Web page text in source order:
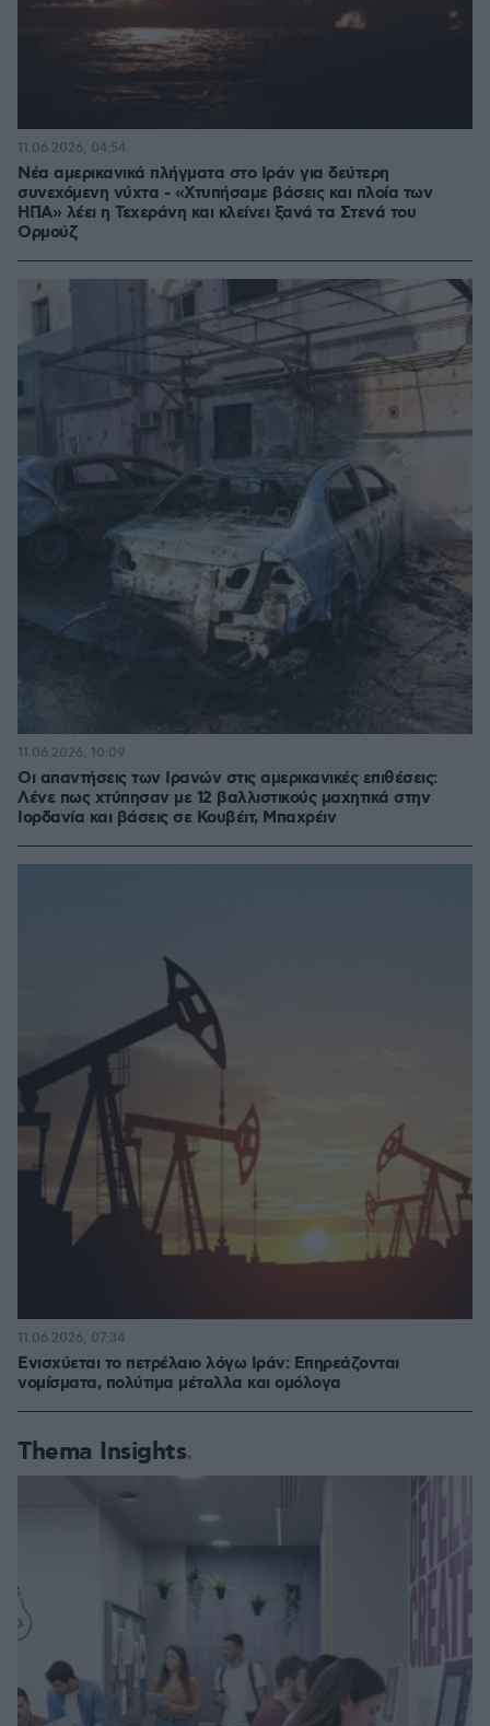
Νέα αμερικανικά πλήγματα στο Ιράν για δεύτερη
συνεχόμενη νύχτα - «Χτυπήσαμε βάσεις και πλοία των
ΗΠΑ» λέει η Τεχεράνη και κλείνει ξανά τα Στενά του
Ορμούζ
11.06.2026, 04:54
Οι απαντήσεις των Ιρανών στις αμερικανικές επιθέσεις:
Λένε πως χτύπησαν με 12 βαλλιστικούς μαχητικά στην
Ιορδανία και βάσεις σε Κουβέιτ, Μπαχρέιν
11.06.2026, 10:09
Ενισχύεται το πετρέλαιο λόγω Ιράν: Επηρεάζονται
νομίσματα, πολύτιμα μέταλλα και ομόλογα
11.06.2026, 07:34
Thema Insights